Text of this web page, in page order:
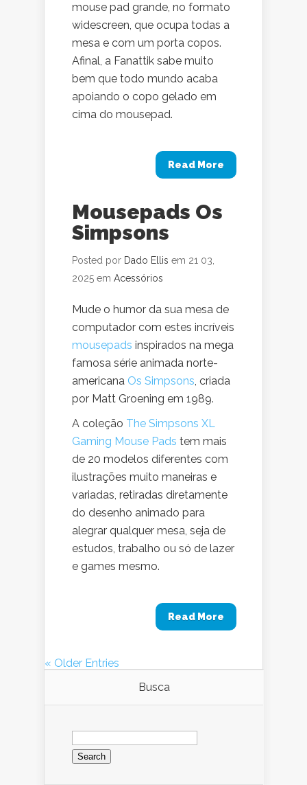
mouse pad grande, no formato
widescreen, que ocupa todas a
mesa e com um porta copos.
Afinal, a Fanattik sabe muito
bem que todo mundo acaba
apoiando o copo gelado em
cima do mousepad.
Read More
Mousepads Os
Simpsons
Posted por Dado Ellis em 21 03,
2025 em Acessórios
Mude o humor da sua mesa de
computador com estes incríveis
mousepads inspirados na mega
famosa série animada norte-
americana Os Simpsons, criada
por Matt Groening em 1989.
A coleção The Simpsons XL
Gaming Mouse Pads tem mais
de 20 modelos diferentes com
ilustrações muito maneiras e
variadas, retiradas diretamente
do desenho animado para
alegrar qualquer mesa, seja de
estudos, trabalho ou só de lazer
e games mesmo.
Read More
« Older Entries
Busca
Search
for: